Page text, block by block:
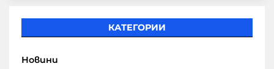
КАТЕГОРИИ
Новини